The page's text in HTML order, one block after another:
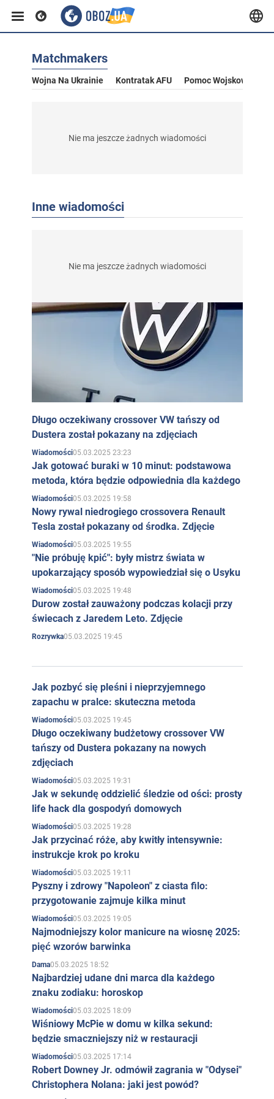
Matchmakers
Wojna Na Ukrainie Kontratak AFU Pomoc Wojskowa Dla
Nie ma jeszcze żadnych wiadomości
Inne wiadomości
Nie ma jeszcze żadnych wiadomości
Długo oczekiwany crossover VW tańszy od
Dustera został pokazany na zdjęciach
Wiadomości05.03.2025 23:23
Jak gotować buraki w 10 minut: podstawowa
metoda, która będzie odpowiednia dla każdego
Wiadomości05.03.2025 19:58
Nowy rywal niedrogiego crossovera Renault
Tesla został pokazany od środka. Zdjęcie
Wiadomości05.03.2025 19:55
"Nie próbuję kpić": były mistrz świata w
upokarzający sposób wypowiedział się o Usyku
Wiadomości05.03.2025 19:48
Durow został zauważony podczas kolacji przy
świecach z Jaredem Leto. Zdjęcie
Rozrywka05.03.2025 19:45
Jak pozbyć się pleśni i nieprzyjemnego
zapachu w pralce: skuteczna metoda
Wiadomości05.03.2025 19:45
Długo oczekiwany budżetowy crossover VW
tańszy od Dustera pokazany na nowych
zdjęciach
Wiadomości05.03.2025 19:31
Jak w sekundę oddzielić śledzie od ości: prosty
life hack dla gospodyń domowych
Wiadomości05.03.2025 19:28
Jak przycinać róże, aby kwitły intensywnie:
instrukcje krok po kroku
Wiadomości05.03.2025 19:11
Pyszny i zdrowy "Napoleon" z ciasta filo:
przygotowanie zajmuje kilka minut
Wiadomości05.03.2025 19:05
Najmodniejszy kolor manicure na wiosnę 2025:
pięć wzorów barwinka
Dama05.03.2025 18:52
Najbardziej udane dni marca dla każdego
znaku zodiaku: horoskop
Wiadomości05.03.2025 18:09
Wiśniowy McPie w domu w kilka sekund:
będzie smaczniejszy niż w restauracji
Wiadomości05.03.2025 17:14
Robert Downey Jr. odmówił zagrania w "Odysei"
Christophera Nolana: jaki jest powód?